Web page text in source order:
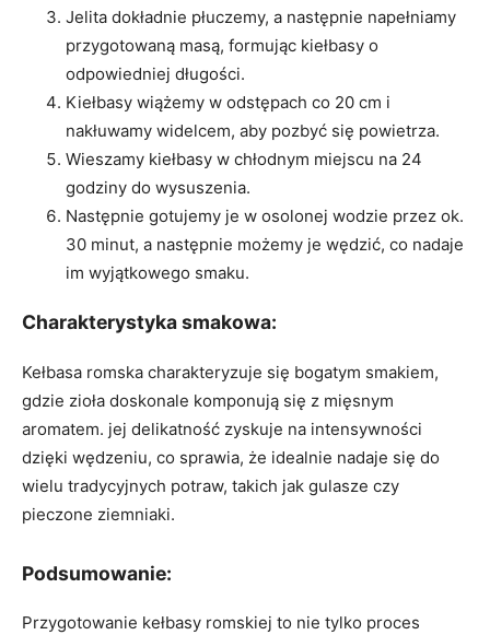
Jelita dokładnie płuczemy, a następnie napełniamy
przygotowaną masą, formując kiełbasy o
odpowiedniej długości.
Kiełbasy wiążemy w odstępach co 20 cm i
nakłuwamy widelcem, aby pozbyć się powietrza.
Wieszamy kiełbasy w chłodnym miejscu na 24
godziny do wysuszenia.
Następnie gotujemy je w osolonej wodzie przez ok.
30 minut, a następnie możemy je wędzić, co nadaje
im wyjątkowego smaku.
Charakterystyka smakowa:
Kełbasa romska charakteryzuje się bogatym smakiem,
gdzie zioła doskonale komponują się z mięsnym
aromatem. jej delikatność zyskuje na intensywności
dzięki wędzeniu, co sprawia, że idealnie nadaje się do
wielu tradycyjnych potraw, takich jak gulasze czy
pieczone ziemniaki.
Podsumowanie:
Przygotowanie kełbasy romskiej to nie tylko proces